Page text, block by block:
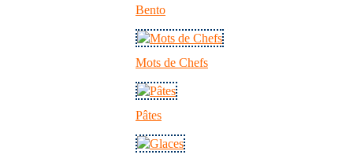
Bento
Mots de Chefs
Pâtes